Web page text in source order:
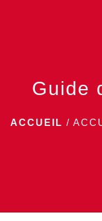
Guide
ACCUEIL /